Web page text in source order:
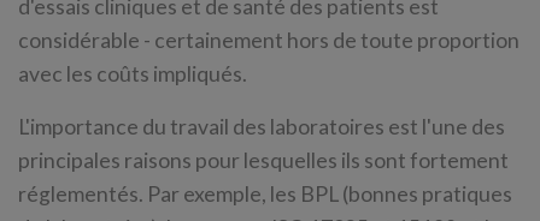
d'essais cliniques et de santé des patients est
considérable - certainement hors de toute proportion
avec les coûts impliqués.
L'importance du travail des laboratoires est l'une des
principales raisons pour lesquelles ils sont fortement
réglementés. Par exemple, les BPL (bonnes pratiques